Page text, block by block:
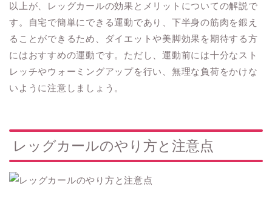
以上が、レッグカールの効果とメリットについての解説で
す。自宅で簡単にできる運動であり、下半身の筋肉を鍛え
ることができるため、ダイエットや美脚効果を期待する方
にはおすすめの運動です。ただし、運動前には十分なスト
レッチやウォーミングアップを行い、無理な負荷をかけな
いように注意しましょう。
レッグカールのやり方と注意点